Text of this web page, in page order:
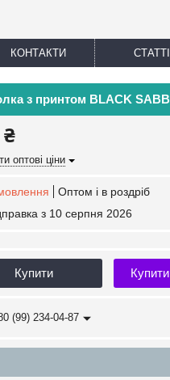
КОНТАКТИ СТАТТІ
з принтом BLACK
оптові ціни
Оптом і в роздріб
з 10 серпня 2026
Купити
(99) 234-04-87